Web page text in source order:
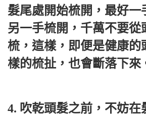
髮尾處開始梳開，最好一
另一手梳開，千萬不要從
梳，這樣，即便是健康的
樣的梳扯，也會斷落下來
4. 吹乾頭髮之前，不妨在